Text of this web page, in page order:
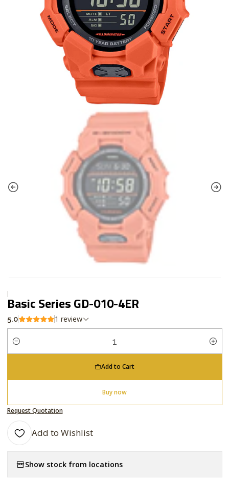
|
Basic Series GD-010-4ER
5.0 1 review
Quantity
Add to Cart
Buy now
Request Quotation
Add to Wishlist
Show stock from locations